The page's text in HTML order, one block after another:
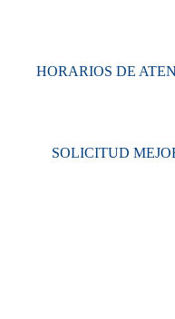
HORARIOS DE
SOLICITUD